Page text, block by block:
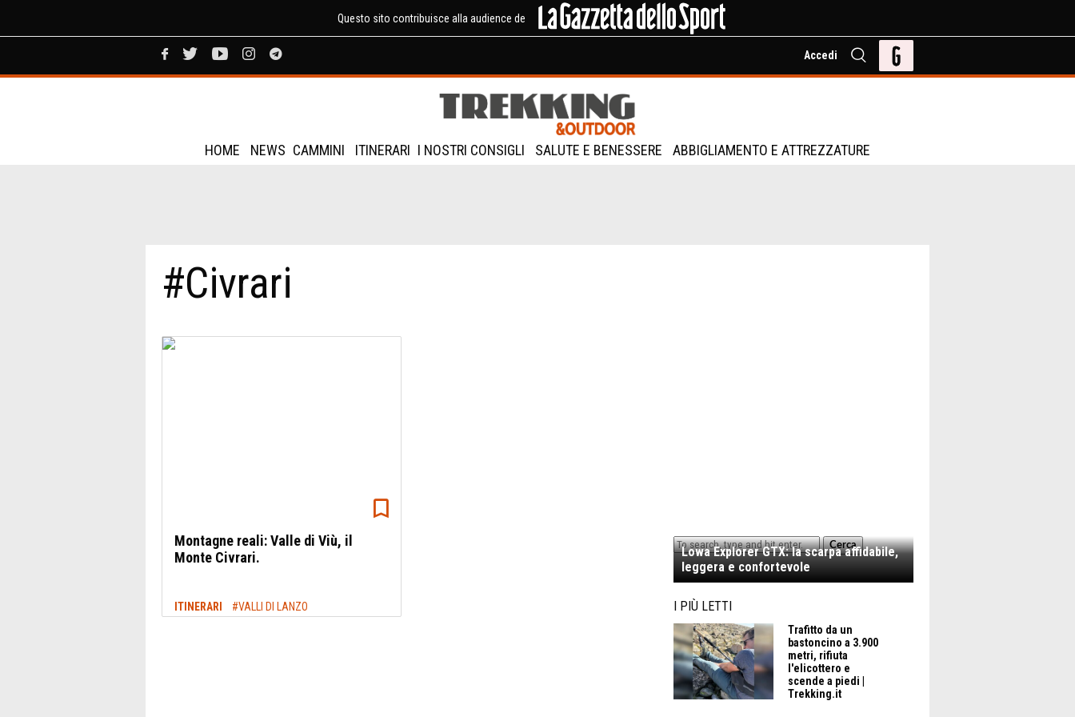
Questo sito contribuisce alla audience de
Accedi
HOME NEWS CAMMINI ITINERARI I NOSTRI CONSIGLI SALUTE E BENESSERE ABBIGLIAMENTO E ATTREZZATURE
#Civrari
Montagne reali: Valle di Viù, il
Monte Civrari.
ITINERARI #VALLI DI LANZO
Cerca
Lowa Explorer GTX: la scarpa affidabile,
leggera e confortevole
I PIÙ LETTI
Trafitto da un
bastoncino a 3.900
metri, rifiuta
l'elicottero e
scende a piedi |
Trekking.it